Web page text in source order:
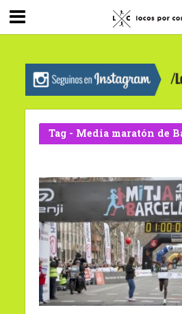
G-0X2PD3RFLV
Tag - Media maratón de